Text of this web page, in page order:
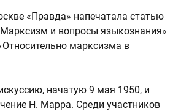
«Правда» напечатала статью
и вопросы языкознания»
марксизма в
начатую 9 мая 1950, и
Н. Марра. Среди участников